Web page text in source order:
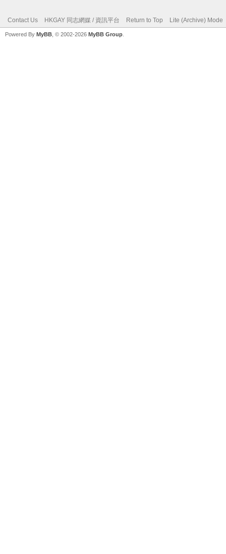
Contact Us HKGAY 同志網媒 / 資訊平台 Return to Top Lite (Archive) Mode
Powered By MyBB , © 2002-2026 MyBB Group